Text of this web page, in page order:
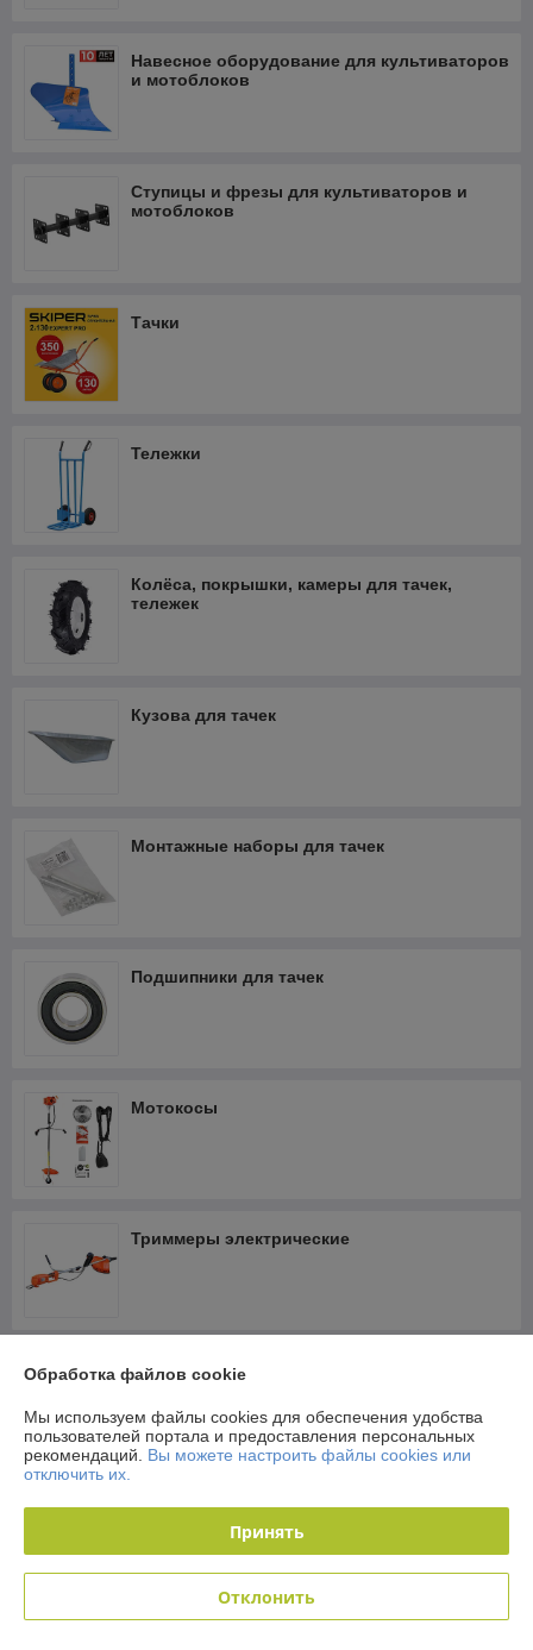
Навесное оборудование для культиваторов
и мотоблоков
Ступицы и фрезы для культиваторов и
мотоблоков
Тачки
Тележки
Колёса, покрышки, камеры для тачек,
тележек
Кузова для тачек
Монтажные наборы для тачек
Подшипники для тачек
Мотокосы
Триммеры электрические
Головки триммерные
Обработка файлов cookie
Мы используем файлы cookies для обеспечения удобства
пользователей портала и предоставления персональных
рекомендаций. Вы можете настроить файлы cookies или
отключить их.
Принять
Отклонить